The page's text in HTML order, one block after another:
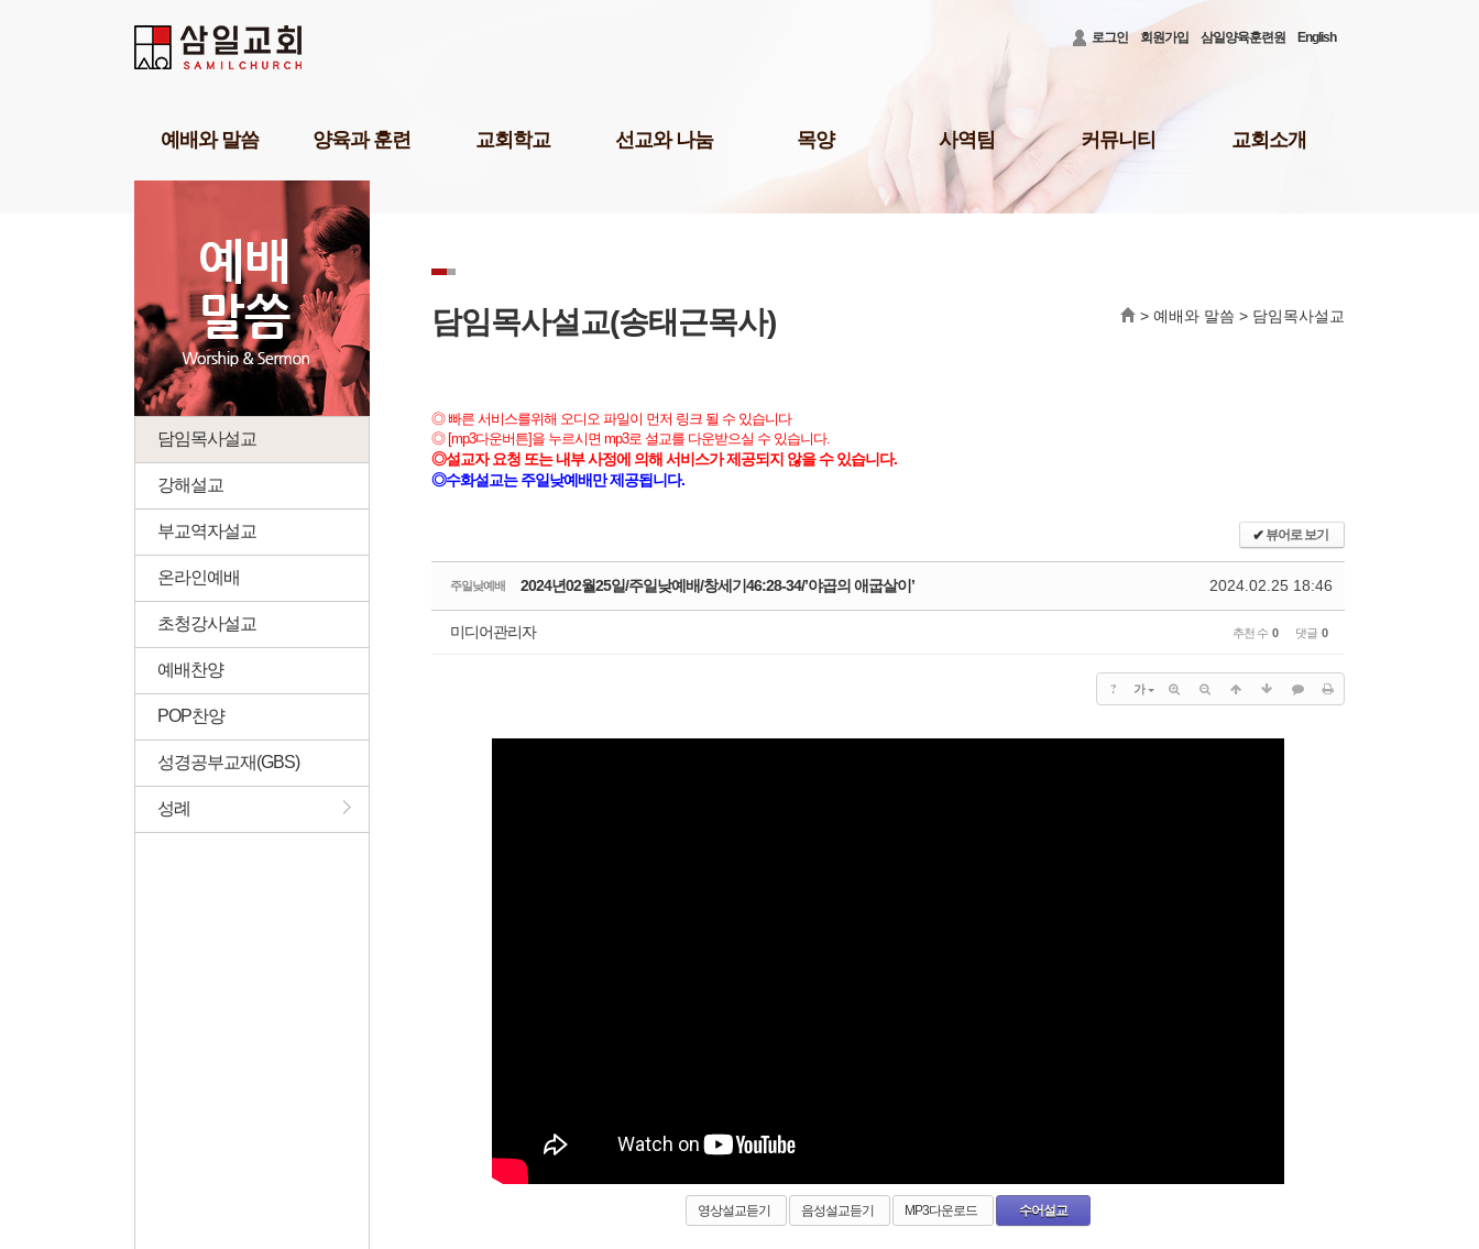
로그인
회원가입 삼일양육훈련원 English
예배와 말씀
부교역자설교
초청강사설교
예배찬양
POP찬양
성경공부교재(GBS)
성례
양육과 훈련
삼일기도학교
303비전암송학교
묵상학교
삼일아카데미
위플러스가정예배
미셔널신학연구소
교회학교
교회학교 게시판
삼일 교육 자료실
삼일 어린이 도서관
삼일아기학교
선교와 나눔 목양
장년진
남여전도회
사역팀
미디어팀
사랑교육부
커뮤니티
공지사항
1:1문의
수양관예약
교회소개
새가족 등록 안내
담임목사설교
강해설교
부교역자설교
온라인예배
초청강사설교
예배찬양
POP찬양
성경공부교재(GBS)
성례
담임목사설교(송태근목사) > 예배와 말씀 > 담임목사설교
◎ 빠른 서비스를위해 오디오 파일이 먼저 링크 될 수 있습니다
◎ [mp3다운버튼]을 누르시면 mp3로 설교를 다운받으실 수 있습니다.
◎설교자 요청 또는 내부 사정에 의해 서비스가 제공되지 않을 수 있습니다.
◎수화설교는 주일낮예배만 제공됩니다.
✔ 뷰어로 보기
주일낮예배 2024.02.25 18:46
2024년02월25일/주일낮예배/창세기46:28-34/’야곱의 애굽살이’
미디어관리자 추천 수 0 댓글 0
? 가
영상설교듣기 음성설교듣기 MP3다운로드 수어설교